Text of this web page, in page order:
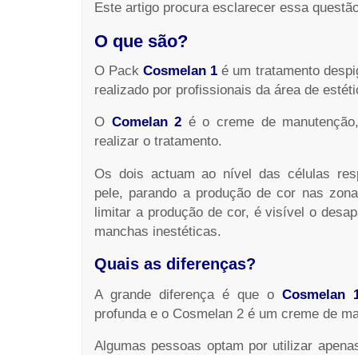
Este artigo procura esclarecer essa
O que são?
O Pack Cosmelan 1 é um tratamento
realizado por profissionais da área de
O Comelan 2 é o creme de
realizar o tratamento.
Os dois actuam ao nível das células
pele, parando a produção de cor nas
limitar a produção de cor, é visível o
manchas inestéticas.
Quais as diferenças?
A grande diferença é que o Cosmelan
profunda e o Cosmelan 2 é um creme de
Algumas pessoas optam por utilizar